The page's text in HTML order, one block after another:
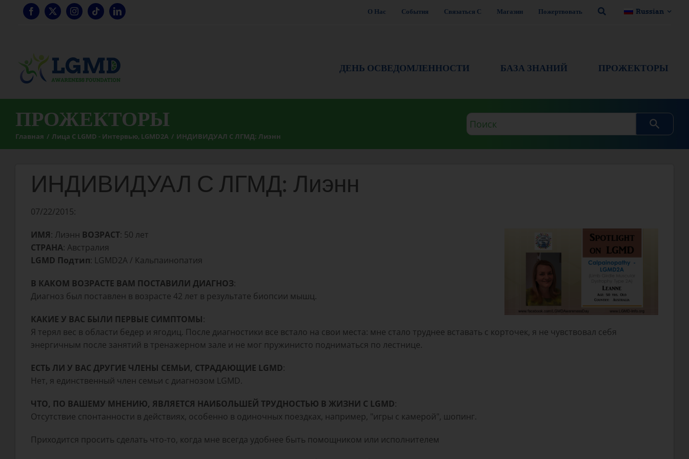
Перейти
О Нас События Связаться С Магазин Пожертвовать Russian
ДЕНЬ ОСВЕДОМЛЕННОСТИ БАЗА ЗНАНИЙ ПРОЖЕКТОРЫ
ПРОЖЕКТОРЫ
Главная Лица С LGMD - Интервью LGMD2A ИНДИВИДУАЛ С ЛГМД: Лиэнн
Поисковый
запрос
ИНДИВИДУАЛ С ЛГМД: Лиэнн
07/22/2015:
ИМЯ: Лиэнн ВОЗРАСТ: 50 лет
СТРАНА: Австралия
LGMD Подтип: LGMD2A / Кальпаинопатия
В КАКОМ ВОЗРАСТЕ ВАМ ПОСТАВИЛИ ДИАГНОЗ:
Диагноз был поставлен в возрасте 42 лет в результате биопсии мышц.
КАКИЕ У ВАС БЫЛИ ПЕРВЫЕ СИМПТОМЫ:
Я терял вес в области бедер и ягодиц. После диагностики все встало на свои места: мне стало труднее вставать с корточек, я не чувствовал себя
энергичным после занятий в тренажерном зале и не мог пружинисто подниматься по лестнице.
ЕСТЬ ЛИ У ВАС ДРУГИЕ ЧЛЕНЫ СЕМЬИ, СТРАДАЮЩИЕ LGMD:
Нет, я единственный член семьи с диагнозом LGMD.
ЧТО, ПО ВАШЕМУ МНЕНИЮ, ЯВЛЯЕТСЯ НАИБОЛЬШЕЙ ТРУДНОСТЬЮ В ЖИЗНИ С LGMD:
Отсутствие спонтанности в действиях, особенно в одиночных поездках, например, "игры с камерой", шопинг.
Приходится просить сделать что-то, когда мне всегда удобнее быть помощником или исполнителем